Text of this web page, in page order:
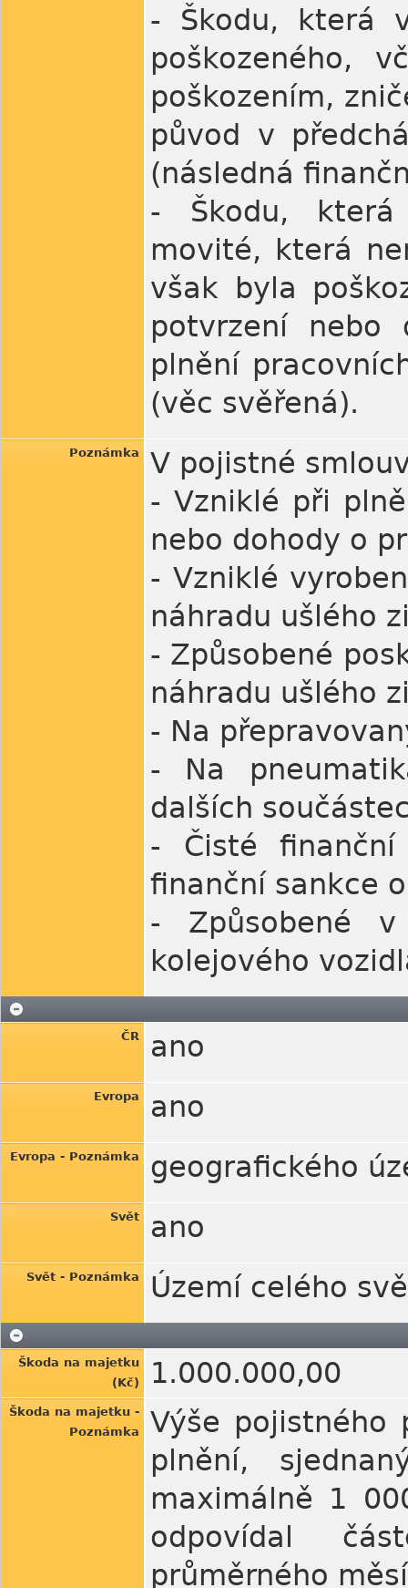
- Škodu, která
poškozeného,
poškozením,
původ v
(následná
- Škodu, která
movité, která
však byla
potvrzení
plnění
(věc svěřená).
Poznámka
V pojistné
- Vzniklé při
nebo dohody o
- Vzniklé
náhradu ušlého
- Způsobené
náhradu ušlého
- Na
- Na
dalších
- Čisté
finanční sankce
- Způsobené
kolejového
ČR ano
Evropa ano
Evropa - Poznámka geografického
Svět ano
Svět - Poznámka Území celého
Škoda na majetku
(Kč)
1.000.000,00
Škoda na majetku -
Poznámka
Výše pojistného
plnění,
maximálně 1
odpovídal
průměrného